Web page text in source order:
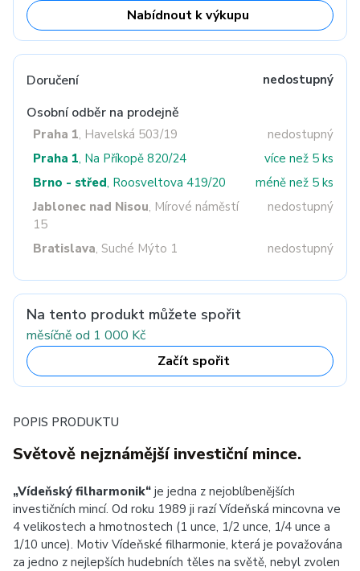
Nabídnout k výkupu
Doručení nedostupný
Osobní odběr na prodejně
Praha 1, Havelská 503/19
nedostupný
Praha 1, Na Příkopě 820/24
více než 5 ks
Brno - střed, Roosveltova 419/20
méně než 5 ks
Jablonec nad Nisou, Mírové náměstí
15
nedostupný
Bratislava, Suché Mýto 1 nedostupný
Na tento produkt můžete spořit
měsíčně od 1 000 Kč
Začít spořit
POPIS PRODUKTU
Světově nejznámější investiční mince.
„Vídeňský filharmonik“ je jedna z nejoblíbenějších
investičních mincí. Od roku 1989 ji razí Vídeňská mincovna ve
4 velikostech a hmotnostech (1 unce, 1/2 unce, 1/4 unce a
1/10 unce). Motiv Vídeňské filharmonie, která je považována
za jedno z nejlepších hudebních těles na světě, nebyl zvolen